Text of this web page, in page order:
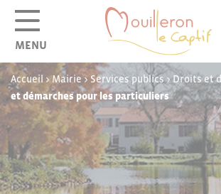
MENU
Accueil >Mairie> Services publics>Droits et
et démarches pour les particuliers
Panneau de gestion des cookies